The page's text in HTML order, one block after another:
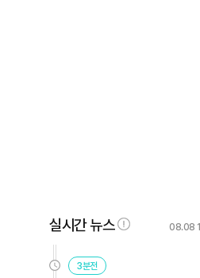
실시간 뉴스 08.08
3분전